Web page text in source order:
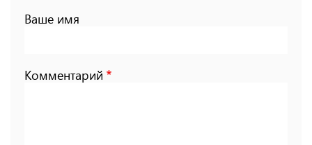
Ваше имя
Комментарий